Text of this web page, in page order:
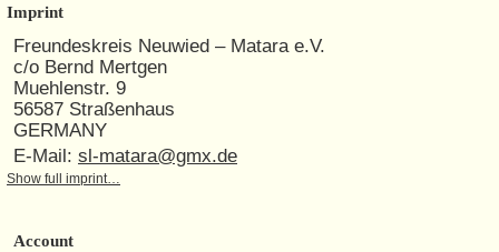
Imprint
Freundeskreis Neuwied – Matara e.V.
c/o Bernd Mertgen
Muehlenstr. 9
56587 Straßenhaus
GERMANY
E-Mail: sl-matara@gmx.de
Show full imprint…
Account